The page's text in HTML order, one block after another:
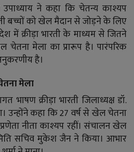
उपाध्याय ने कहा कि चेतन्य काश्यप
बच्चों को खेल मैदान से जोड़ने के लिए
में क्रीड़ा भारती के माध्यम से जितने
मेला का प्रारूप है। पारंपरिक
है।
मेला
भाषण क्रीड़ा भारती जिलाध्यक्ष डॉ.
उन्होंने कहा कि 27 वर्ष से खेल चेतना
नीता काश्यप रहीं। संचालन खेल
सचिव मुकेश जैन ने किया। आभार